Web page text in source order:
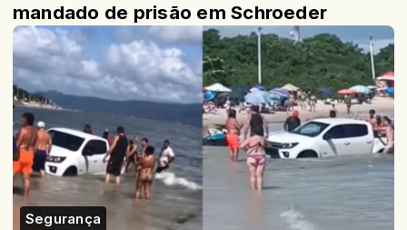
mandado de prisão em Schroeder
Segurança